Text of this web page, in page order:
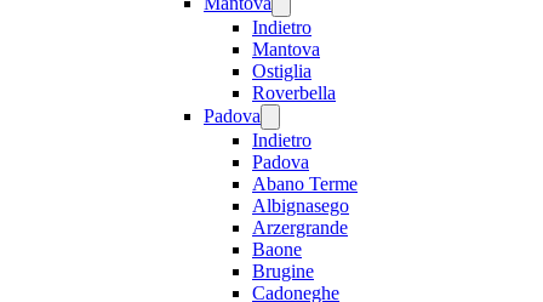
Indietro
Mantova
Ostiglia
Roverbella
Padova
Indietro
Padova
Abano Terme
Albignasego
Arzergrande
Baone
Brugine
Cadoneghe